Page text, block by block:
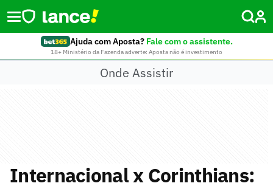
Ajuda com Aposta? Fale com o assistente.
18+ Ministério da Fazenda adverte: Aposta não é investimento
Onde Assistir
Internacional x Corinthians: